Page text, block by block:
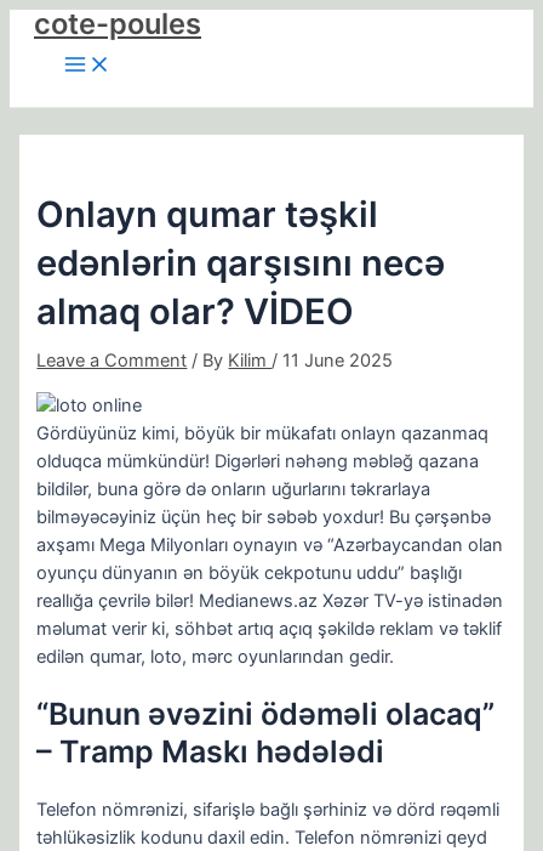
Skip
content
cote-poules
Main
Menu
Onlayn qumar təşkil
edənlərin qarşısını necə
almaq olar? VİDEO
Leave a Comment / By Kilim / 11 June 2025
Gördüyünüz kimi, böyük bir mükafatı onlayn qazanmaq
olduqca mümkündür! Digərləri nəhəng məbləğ qazana
bildilər, buna görə də onların uğurlarını təkrarlaya
bilməyəcəyiniz üçün heç bir səbəb yoxdur! Bu çərşənbə
axşamı Mega Milyonları oynayın və “Azərbaycandan olan
oyunçu dünyanın ən böyük cekpotunu uddu” başlığı
reallığa çevrilə bilər! Medianews.az Xəzər TV-yə istinadən
məlumat verir ki, söhbət artıq açıq şəkildə reklam və təklif
edilən qumar, loto, mərc oyunlarından gedir.
“Bunun əvəzini ödəməli olacaq”
– Tramp Maskı hədələdi
Telefon nömrənizi, sifarişlə bağlı şərhiniz və dörd rəqəmli
təhlükəsizlik kodunu daxil edin. Telefon nömrənizi qeyd
Post
navigation